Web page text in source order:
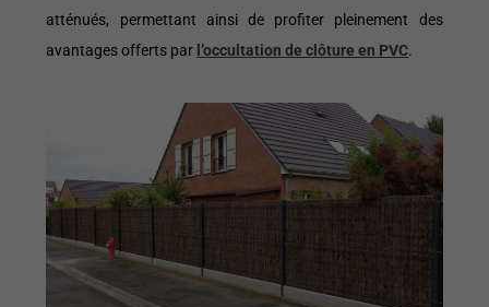
atténués, permettant ainsi de profiter pleinement des
avantages offerts par l’occultation de clôture en PVC.